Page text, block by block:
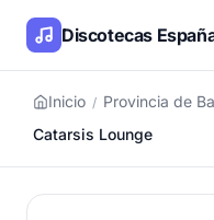
Discotecas
Inicio / Provincia de
Catarsis Lounge